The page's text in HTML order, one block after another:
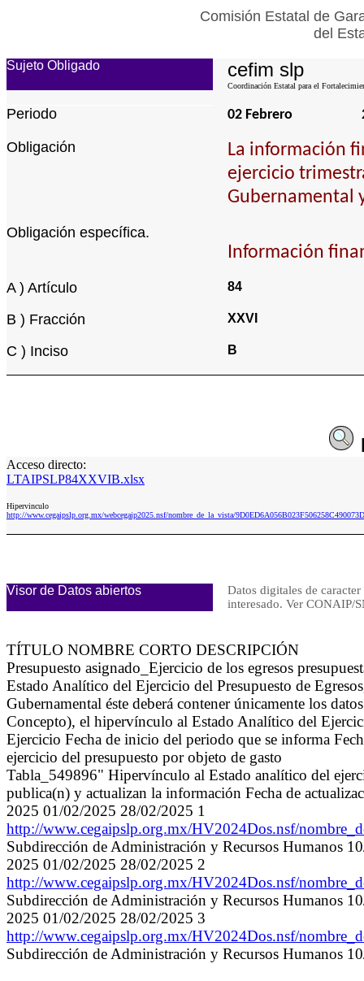
Comisión Estatal de
del
Sujeto Obligado cefim slp
Coordinación Estatal para el
Periodo 02 Febrero
Obligación
La información
ejercicio
Gubernamental
Obligación específica.
Información
A ) Artículo 84
B ) Fracción XXVI
C ) Inciso B
Acceso directo:
LTAIPSLP84XXVIB.xlsx
Hipervinculo
http://www.cegaipslp.org.mx/webcegaip2025.nsf/nombre_de_la_vista/
Visor de Datos abiertos
Datos digitales de
interesado. Ver CONAIP/
TÍTULO NOMBRE CORTO DESCRIPCIÓN
Presupuesto asignado_Ejercicio de los egresos
Estado Analítico del Ejercicio del Presupuesto de
Gubernamental éste deberá contener únicamente los
Concepto), el hipervínculo al Estado Analítico del
Ejercicio Fecha de inicio del periodo que se informa
ejercicio del presupuesto por objeto de gasto
Tabla_549896" Hipervínculo al Estado analítico del
publica(n) y actualizan la información Fecha de
2025 01/02/2025 28/02/2025 1
http://www.cegaipslp.org.mx/HV2024Dos.nsf/
Subdirección de Administración y Recursos Humanos
2025 01/02/2025 28/02/2025 2
http://www.cegaipslp.org.mx/HV2024Dos.nsf/
Subdirección de Administración y Recursos Humanos
2025 01/02/2025 28/02/2025 3
http://www.cegaipslp.org.mx/HV2024Dos.nsf/
Subdirección de Administración y Recursos Humanos